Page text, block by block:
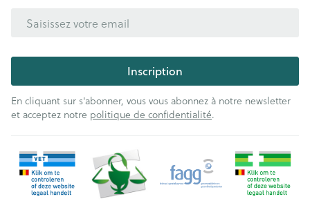
Inscription
En cliquant sur s'abonner, vous vous abonnez à notre newsletter
et acceptez notre politique de confidentialité.